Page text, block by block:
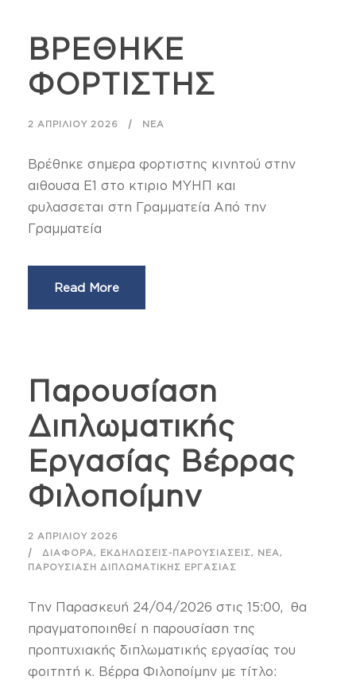
ΒΡΕΘΗΚΕ
ΦΟΡΤΙΣΤΗΣ
2 ΑΠΡΙΛΊΟΥ 2026 ΝΈΑ
Βρέθηκε σημερα φορτιστης κινητού στην
αιθουσα Ε1 στο κτιριο ΜΥΗΠ και
φυλασσεται στη Γραμματεία Από την
Γραμματεία
Read More
Παρουσίαση
Διπλωματικής
Εργασίας Βέρρας
Φιλοποίμην
2 ΑΠΡΙΛΊΟΥ 2026
ΔΙΆΦΟΡΑ, ΕΚΔΗΛΏΣΕΙΣ-ΠΑΡΟΥΣΙΆΣΕΙΣ, ΝΈΑ,
ΠΑΡΟΥΣΊΑΣΗ ΔΙΠΛΩΜΑΤΙΚΉΣ ΕΡΓΑΣΊΑΣ
Την Παρασκευή 24/04/2026 στις 15:00, θα
πραγματοποιηθεί η παρουσίαση της
προπτυχιακής διπλωματικής εργασίας του
φοιτητή κ. Βέρρα Φιλοποίμην με τίτλο: